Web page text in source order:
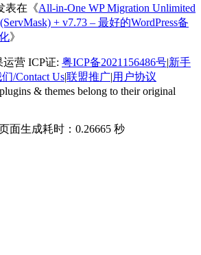
表在《All-in-One WP Migration Unlimited
+ v7.73 – 最好的WordPress备
》
运营 ICP证: 粤ICP备2021156486号|新手
/Contact Us|联盟推广|用户协议
& themes belong to their original
面生成耗时：0.26665 秒